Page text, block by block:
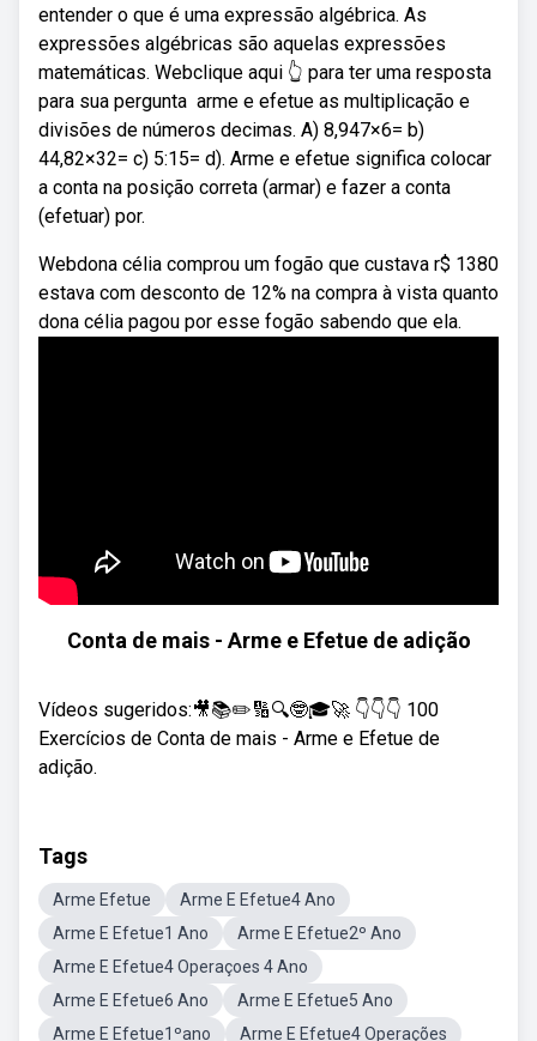
entender o que é uma expressão algébrica. As
expressões algébricas são aquelas expressões
matemáticas. Webclique aqui 👆 para ter uma resposta
para sua pergunta ️ arme e efetue as multiplicação e
divisões de números decimas. A) 8,947×6= b)
44,82×32= c) 5:15= d). Arme e efetue significa colocar
a conta na posição correta (armar) e fazer a conta
(efetuar) por.
Webdona célia comprou um fogão que custava r$ 1380
estava com desconto de 12% na compra à vista quanto
dona célia pagou por esse fogão sabendo que ela.
Conta de mais - Arme e Efetue de adição
Vídeos sugeridos:🎥📚✏️🔢🔍🤓🎓🚀 👇👇👇 100
Exercícios de Conta de mais - Arme e Efetue de
adição.
Tags
Arme Efetue
Arme E Efetue4 Ano
Arme E Efetue1 Ano
Arme E Efetue2º Ano
Arme E Efetue4 Operaçoes 4 Ano
Arme E Efetue6 Ano
Arme E Efetue5 Ano
Arme E Efetue1ºano
Arme E Efetue4 Operações